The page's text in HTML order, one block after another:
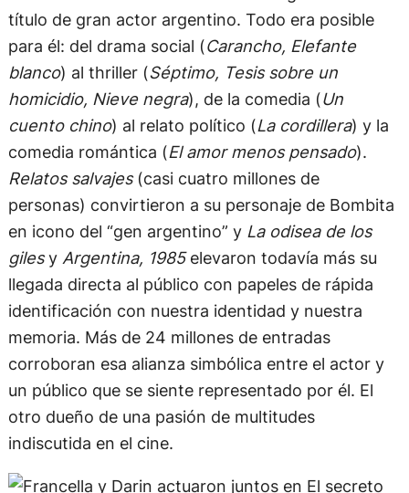
título de gran actor argentino. Todo era posible
para él: del drama social ( Carancho, Elefante
blanco ) al thriller ( Séptimo, Tesis sobre un
homicidio, Nieve negra ), de la comedia ( Un
cuento chino ) al relato político ( La cordillera ) y la
comedia romántica ( El amor menos pensado ).
Relatos salvajes
(casi cuatro millones de
personas) convirtieron a su personaje de Bombita
en icono del “gen argentino” y
La odisea de los
giles
Argentina, 1985elevaron todavía más su
llegada directa al público con papeles de rápida
identificación con nuestra identidad y nuestra
memoria. Más de 24 millones de entradas
corroboran esa alianza simbólica entre el actor y
un público que se siente representado por él. El
otro dueño de una pasión de multitudes
indiscutida en el cine.